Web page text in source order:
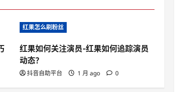
红果怎么刷粉丝
红果如何关注演员-红果如何追踪演员
动态？
抖音自助平台 1 月 ago 0